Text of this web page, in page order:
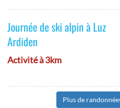
Journée de ski alpin à Luz
Ardiden
Activité à 3km
Plus de